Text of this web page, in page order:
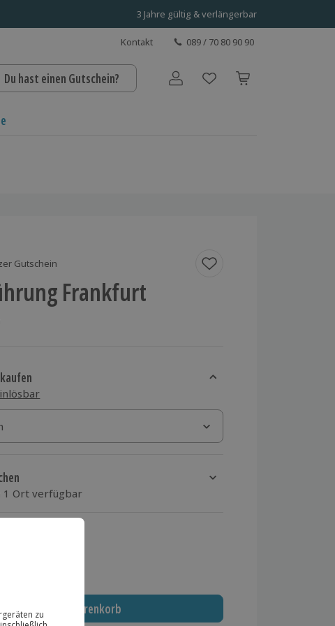
3 Jahre gültig & verlängerbar
Kontakt 089 / 70 80 90 90
Du hast einen Gutschein? Benutzerkonto
Gutschein
Frankfurt
1 Ort verfügbar
Schritt einen Termin aus
In den Warenkorb